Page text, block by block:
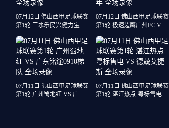
07月12日 佛山西甲足球联赛
第1轮 三水乐民兴健力宝 VS
07月12日 佛山西甲足球联赛
第1轮 极速超鹰广州FC VS
07月11日 佛山西甲足球联赛
第1轮 广州蜀地红 VS 广东
07月11日 佛山西甲足球联赛
第1轮 湛江热点·粤标售电